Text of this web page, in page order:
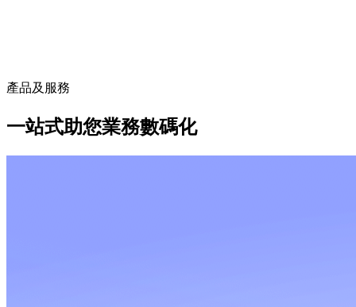
產品及服務
一站式助您業務數碼化